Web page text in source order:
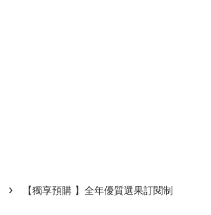
› 【獨享預購 】全年優質選果訂閱制